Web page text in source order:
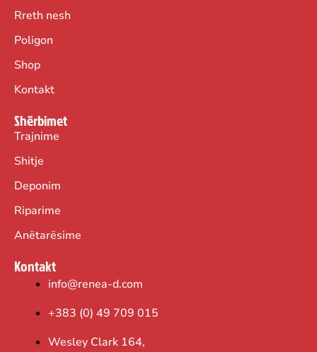
Rreth nesh
Poligon
Shop
Kontakt
Shërbimet
Trajnime
Shitje
Deponim
Riparime
Anëtarësime
Kontakt
info@renea-d.com
+383 (0) 49 709 015
Wesley Clark 164,